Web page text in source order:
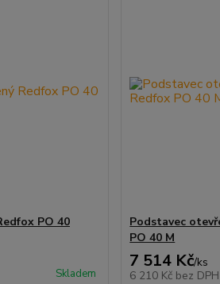
PO 40
Skladem
Podstavec
PO 40 M
7 514 Kč/ks
6 210 Kč bez DPH